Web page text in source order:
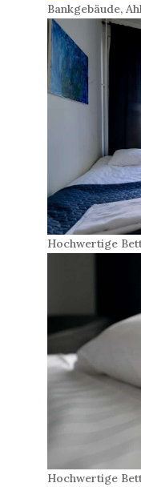
Bankgebäude,
Hochwertige
Hochwertige